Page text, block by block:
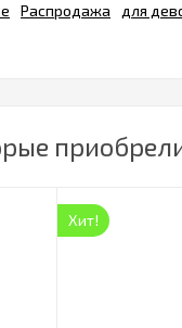
Распродажа для
Хит!